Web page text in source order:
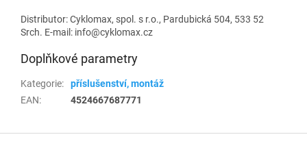
Distributor: Cyklomax, spol. s r.o., Pardubická 504, 533 52
Srch. E-mail: info@cyklomax.cz
Doplňkové parametry
Kategorie:
příslušenství, montáž
EAN: 4524667687771